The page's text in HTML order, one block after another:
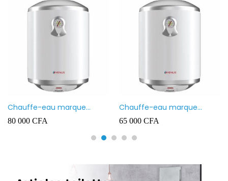
Chauffe-eau marque
VENUS 80L
80 000 CFA
Chauffe-eau marque
VENUS 50L
65 000 CFA